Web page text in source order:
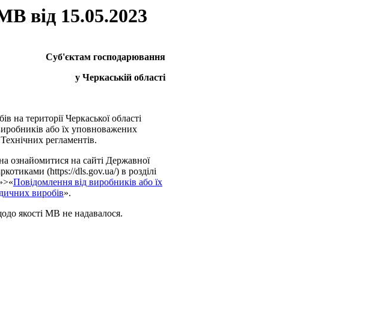
від 15.05.2023
Суб'єктам господарювання
у Черкаській області
на території Черкаської області
або їх уповноважених
регламентів.
на сайті Державної
(https://dls.gov.ua/) в розділі
Повідомлення від виробників або їх
виробів».
якості МВ не надавалося.